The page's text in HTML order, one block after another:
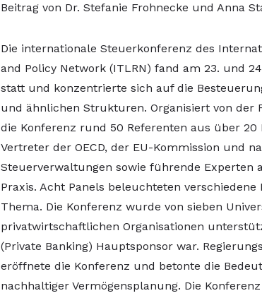
Beitrag von Dr. Stefanie Frohnecke und Anna
Die internationale Steuerkonferenz des
and Policy Network (ITLRN) fand am 23. und
statt und konzentrierte sich auf die
und ähnlichen Strukturen. Organisiert von der
die Konferenz rund 50 Referenten aus über
Vertreter der OECD, der EU-Kommission und
Steuerverwaltungen sowie führende Experten
Praxis. Acht Panels beleuchteten verschiedene
Thema. Die Konferenz wurde von sieben
privatwirtschaftlichen Organisationen
(Private Banking) Hauptsponsor war.
eröffnete die Konferenz und betonte die
nachhaltiger Vermögensplanung. Die